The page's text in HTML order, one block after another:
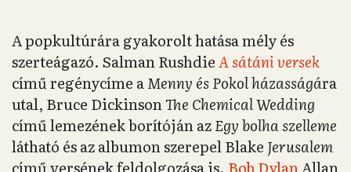
A popkultúrára gyakorolt hatása mély és
szerteágazó. Salman RushdieA sátáni versek
című regénycíme aMenny és Pokol házasságára
utal, Bruce DickinsonThe Chemical Wedding
című lemezének borítóján azEgy bolha szelleme
látható és az albumon szerepel Blake Jerusalem
című versének feldolgozása is. Bob DylanAllan